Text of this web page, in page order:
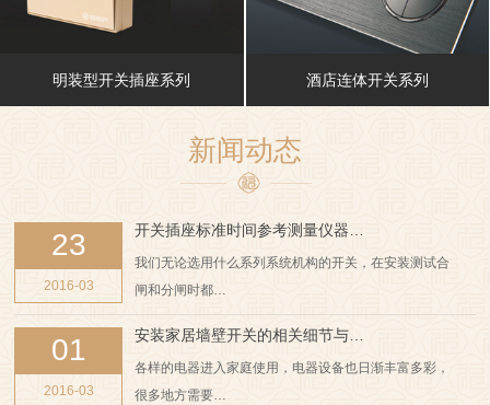
明装型开关插座系列 酒店连体开关系列
新闻动态
23
2016-03
开关插座标准时间参考测量仪器…
我们无论选用什么系列系统机构的开关，在安装测试合
闸和分闸时都…
01
2016-03
安装家居墙壁开关的相关细节与…
各样的电器进入家庭使用，电器设备也日渐丰富多彩，
很多地方需要…